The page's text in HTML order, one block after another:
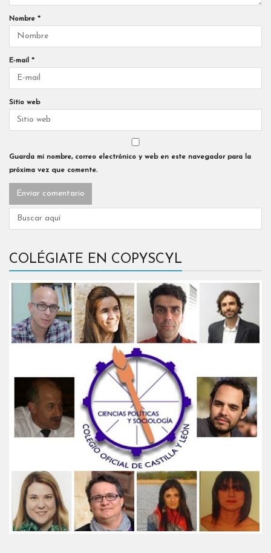
Nombre *
E-mail *
Sitio web
Guarda mi nombre, correo electrónico y web en este navegador para la
próxima vez que comente.
COLÉGIATE EN COPYSCYL